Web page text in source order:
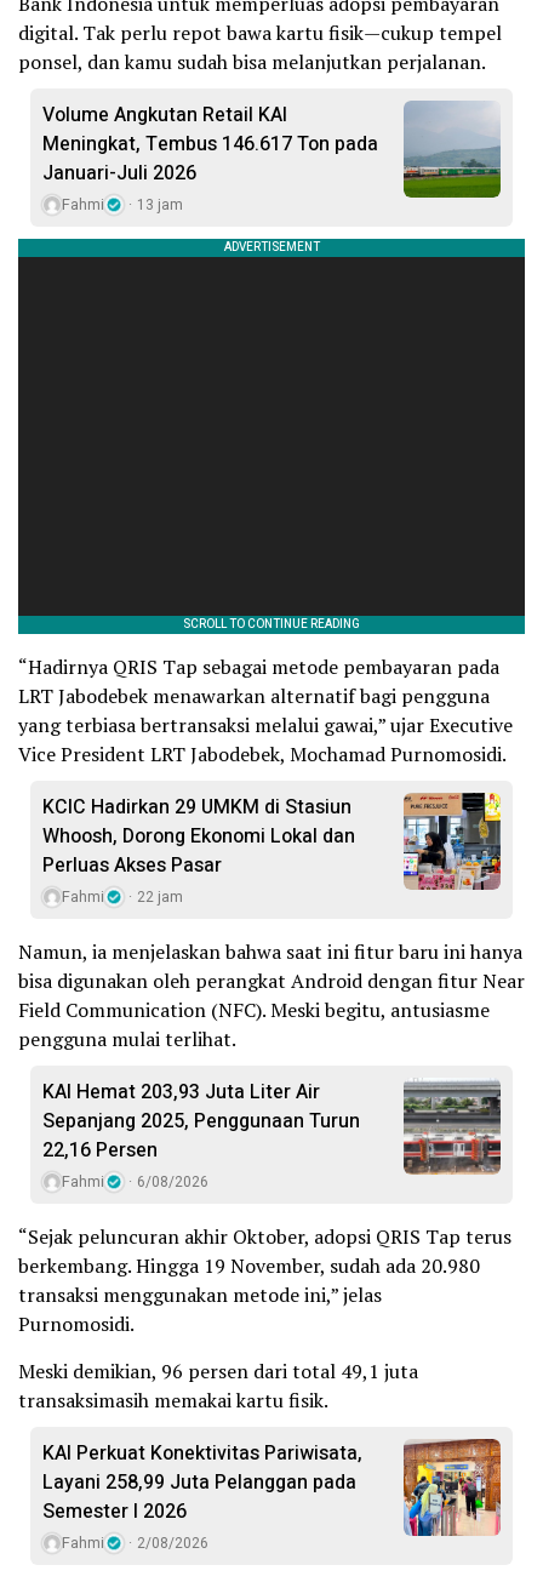
digital. Tak perlu repot bawa kartu fisik—cukup tempel
ponsel, dan kamu sudah bisa melanjutkan perjalanan.
Volume Angkutan Retail KAI
Meningkat, Tembus 146.617 Ton pada
Januari-Juli 2026
Fahmi 13 jam
“Hadirnya QRIS Tap sebagai metode pembayaran pada
LRT Jabodebek menawarkan alternatif bagi pengguna
yang terbiasa bertransaksi melalui gawai,” ujar Executive
Vice President LRT Jabodebek, Mochamad Purnomosidi.
KCIC Hadirkan 29 UMKM di Stasiun
Whoosh, Dorong Ekonomi Lokal dan
Perluas Akses Pasar
Fahmi 22 jam
Namun, ia menjelaskan bahwa saat ini fitur baru ini hanya
bisa digunakan oleh perangkat Android dengan fitur Near
Field Communication (NFC). Meski begitu, antusiasme
pengguna mulai terlihat.
KAI Hemat 203,93 Juta Liter Air
Sepanjang 2025, Penggunaan Turun
22,16 Persen
Fahmi 6/08/2026
“Sejak peluncuran akhir Oktober, adopsi QRIS Tap terus
berkembang. Hingga 19 November, sudah ada 20.980
transaksi menggunakan metode ini,” jelas
Purnomosidi.
Meski demikian, 96 persen dari total 49,1 juta
transaksimasih memakai kartu fisik.
KAI Perkuat Konektivitas Pariwisata,
Layani 258,99 Juta Pelanggan pada
Semester I 2026
Fahmi 2/08/2026